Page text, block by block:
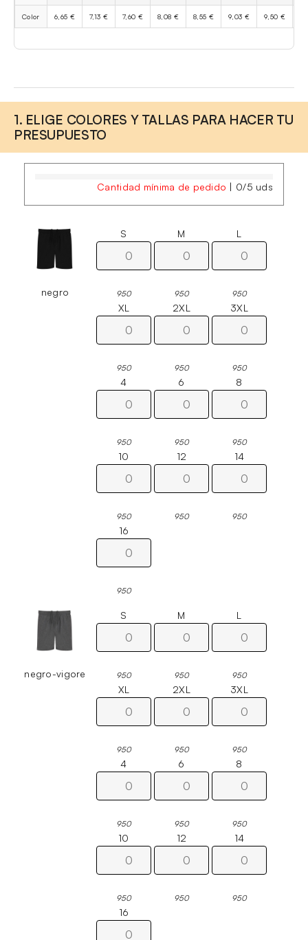
Color 6,65 € 7,13 € 7,60 € 8,08 € 8,55 € 9,03 € 9,50 €
1. ELIGE COLORES Y TALLAS PARA HACER TU
PRESUPUESTO
Cantidad mínima de pedido | 0/5 uds
negro
S
950
M
950
L
950
XL
950
2XL
950
3XL
950
4
950
6
950
8
950
10
950
12
950
14
950
16
950
negro-vigore
S
950
M
950
L
950
XL
950
2XL
950
3XL
950
4
950
6
950
8
950
10
950
12
950
14
950
16